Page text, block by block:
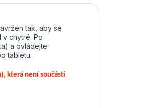
tak, aby se
v chytré. Po
a ovládejte
tabletu.
která není součástí